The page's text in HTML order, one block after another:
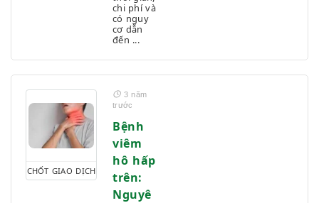
chi phí và
có nguy
cơ dẫn
đến ...
CHỐT GIAO DỊCH
3 năm
trước
Bệnh
viêm
hô hấp
trên:
Nguyê